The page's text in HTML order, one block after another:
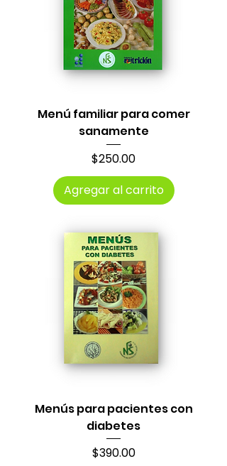
Menú familiar para comer
sanamente
Precio
$250.00
Agregar al carrito
Menús para pacientes con
diabetes
Precio
$390.00